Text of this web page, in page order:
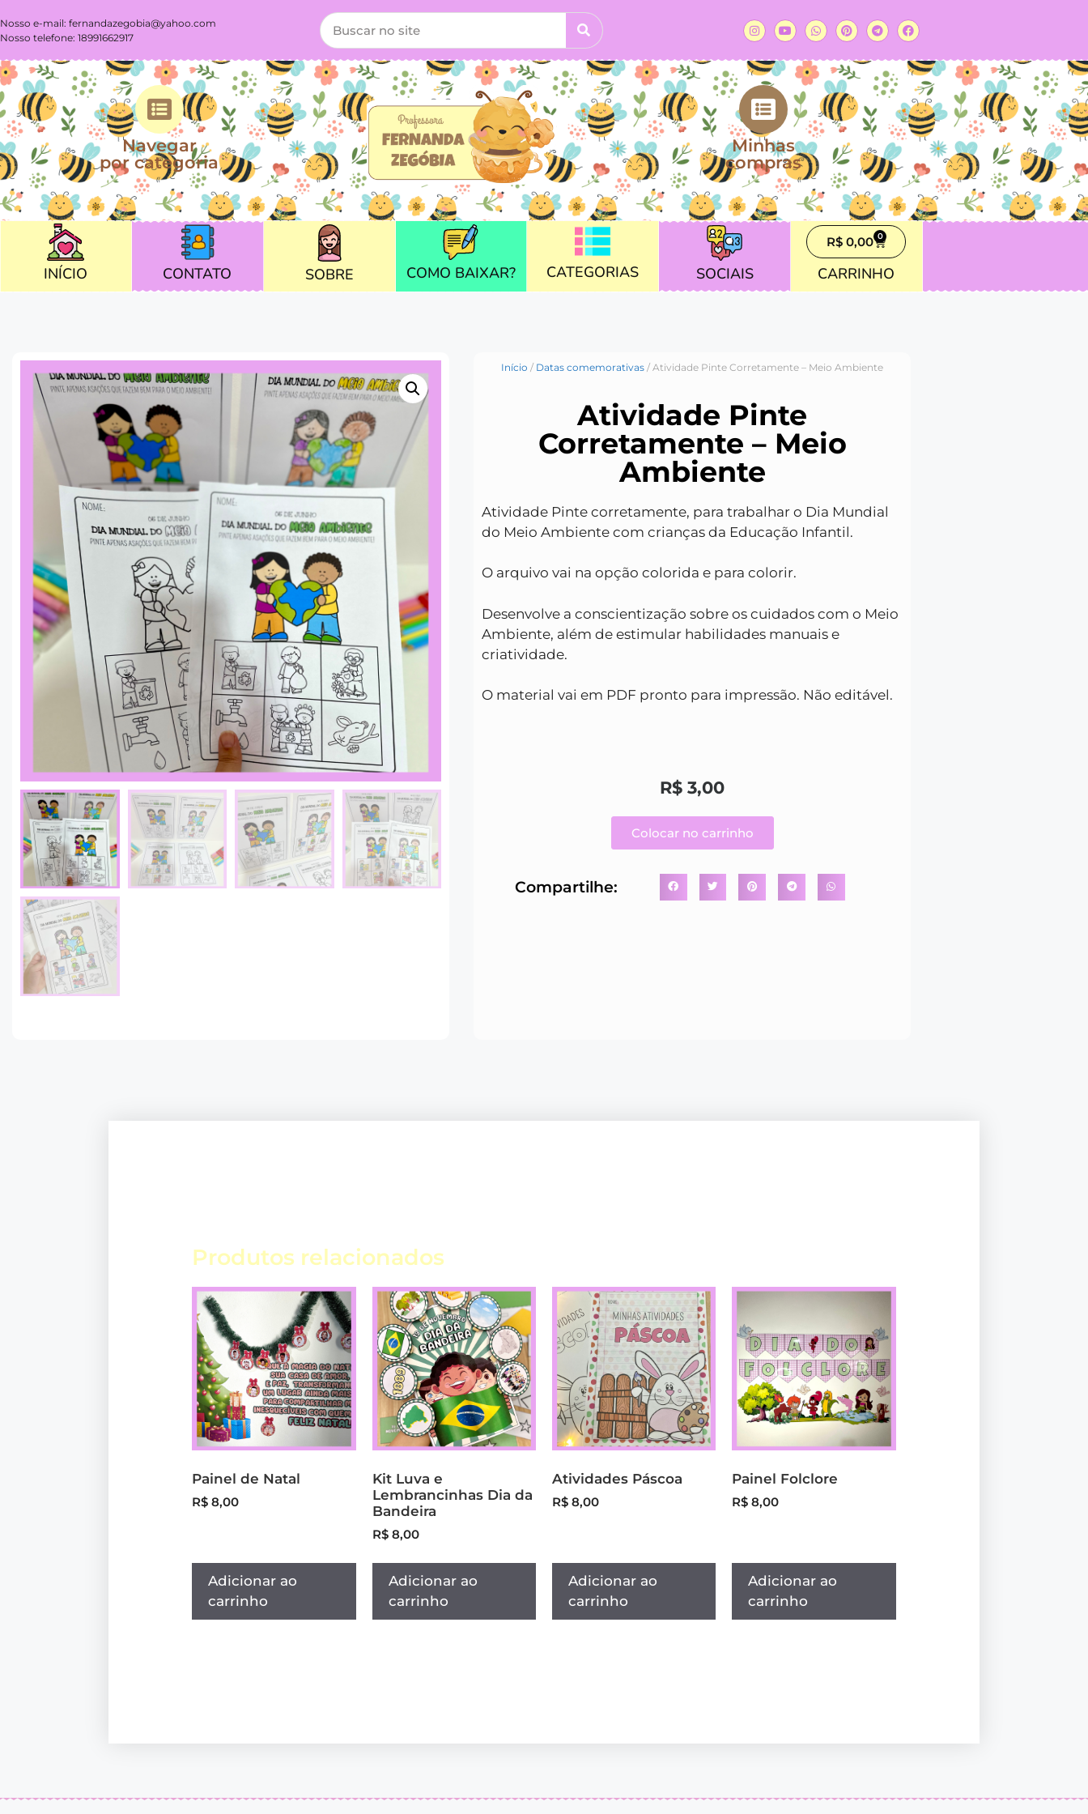
Nosso e-mail: fernandazegobia@yahoo.com
Nosso telefone: 18991662917
Navegar
por categoria
Minhas
compras
INÍCIO CONTATO SOBRE COMO BAIXAR? CATEGORIAS SOCIAIS
R$ 0,00 0
CARRINHO
Início / Datas comemorativas / Atividade Pinte Corretamente – Meio Ambiente
Atividade Pinte
Corretamente – Meio
Ambiente
Atividade Pinte corretamente, para trabalhar o Dia Mundial
do Meio Ambiente com crianças da Educação Infantil.
O arquivo vai na opção colorida e para colorir.
Desenvolve a conscientização sobre os cuidados com o Meio
Ambiente, além de estimular habilidades manuais e
criatividade.
O material vai em PDF pronto para impressão. Não editável.
R$3,00
Colocar no carrinho
Compartilhe:
Produtos relacionados
Painel de Natal
R$ 8,00
Adicionar ao
carrinho
Kit Luva e
Lembrancinhas Dia da
Bandeira
R$8,00
Adicionar ao
carrinho
Atividades Páscoa
R$8,00
Adicionar ao
carrinho
Painel Folclore
R$ 8,00
Adicionar ao
carrinho